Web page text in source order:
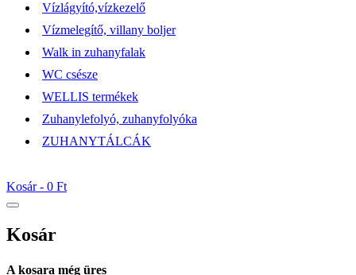
Vízlágyító,vízkezelő
Vízmelegítő, villany boljer
Walk in zuhanyfalak
WC csésze
WELLIS termékek
Zuhanylefolyó, zuhanyfolyóka
ZUHANYTÁLCÁK
Kosár - 0 Ft
Kosár
A kosara még üres